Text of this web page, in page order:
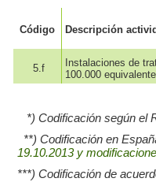
Código Descripción
5.f
Instalaciones de
100.000
*) Codificación según el
**) Codificación en
19.10.2013 y
***) Codificación de